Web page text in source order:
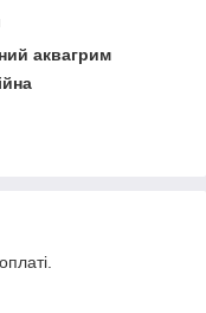
аквагрим